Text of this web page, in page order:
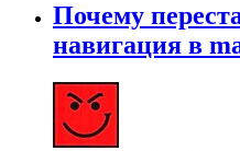
Почему
навигация в